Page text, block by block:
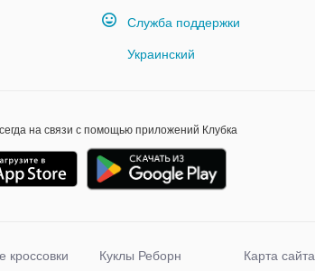
Служба поддержки
Украинский
на связи с помощью приложений Клубка
кроссовки Куклы Реборн Карта сайта